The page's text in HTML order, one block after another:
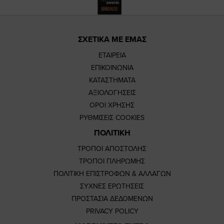
ΣΧΕΤΙΚΑ ΜΕ ΕΜΑΣ
ΕΤΑΙΡΕΙΑ
ΕΠΙΚΟΙΝΩΝΙΑ
ΚΑΤΑΣΤΗΜΑΤΑ
ΑΞΙΟΛΟΓΗΣΕΙΣ
ΟΡΟΙ ΧΡΗΣΗΣ
ΡΥΘΜΙΣΕΙΣ COOKIES
ΠΟΛΙΤΙΚΗ
ΤΡΟΠΟΙ ΑΠΟΣΤΟΛΗΣ
ΤΡΟΠΟΙ ΠΛΗΡΩΜΗΣ
ΠΟΛΙΤΙΚΗ ΕΠΙΣΤΡΟΦΩΝ & ΑΛΛΑΓΩΝ
ΣΥΧΝΕΣ ΕΡΩΤΗΣΕΙΣ
ΠΡΟΣΤΑΣΙΑ ΔΕΔΟΜΕΝΩΝ
PRIVACY POLICY